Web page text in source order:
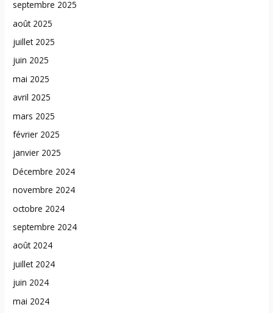
septembre 2025
août 2025
juillet 2025
juin 2025
mai 2025
avril 2025
mars 2025
février 2025
janvier 2025
Décembre 2024
novembre 2024
octobre 2024
septembre 2024
août 2024
juillet 2024
juin 2024
mai 2024